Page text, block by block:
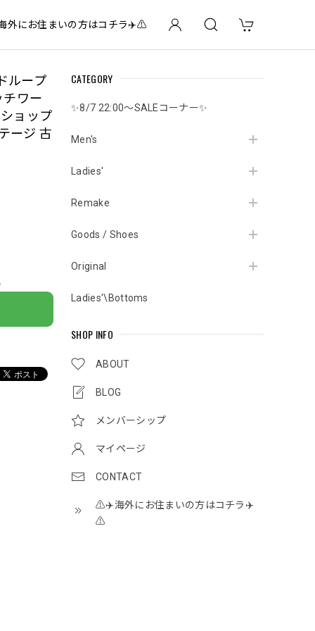
にお住まいの方はコチラ✈️⚠️
CATEGORY
✨8/7 22:00～SALEコーナー✨
Men's
Ladies'
Remake
Goods / Shoes
Original
Ladies'\Bottoms
SHOP INFO
ABOUT
BLOG
メンバーシップ
マイページ
CONTACT
⚠️✈️海外にお住まいの方はコチラ✈️
⚠️
ループ
チワー
ョップ
ージ 古